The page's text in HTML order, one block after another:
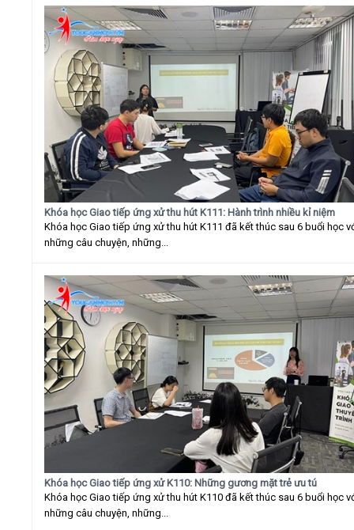
Khóa học Giao tiếp ứng xử thu hút K111: Hành trình nhiều kỉ niệm
Khóa học Giao tiếp ứng xử thu hút K111 đã kết thúc sau 6 buổi học
những câu chuyện, những...
Khóa học Giao tiếp ứng xử K110: Những gương mặt trẻ ưu tú
Khóa học Giao tiếp ứng xử thu hút K110 đã kết thúc sau 6 buổi học
những câu chuyện, những...